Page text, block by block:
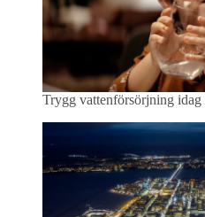
Trygg vattenförsörjning idag